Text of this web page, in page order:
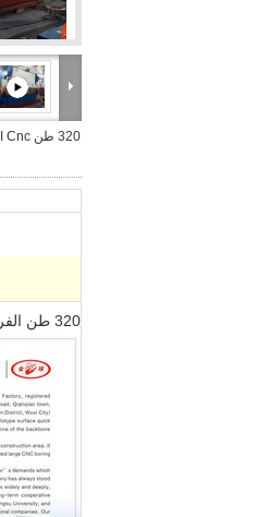
320 طن الفرامل الصحافة الهيدروليكية باستخدام الحاسب الآلي الانحناء آلة/الصفائح المعدنية الانحناء آلة